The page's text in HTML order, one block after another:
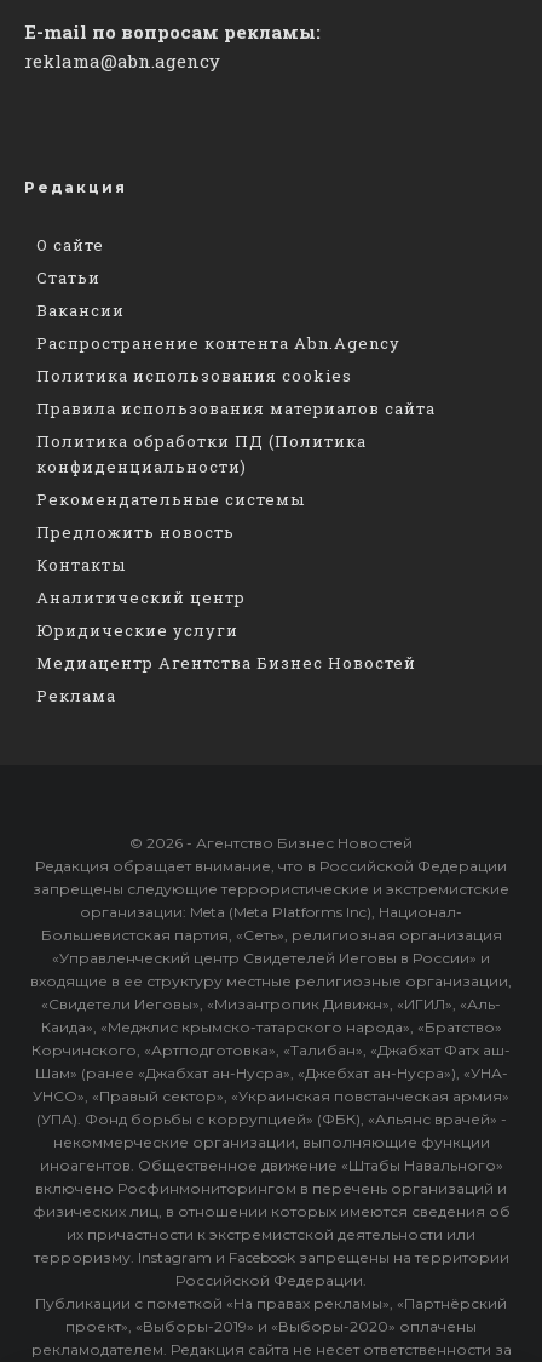
E-mail по вопросам рекламы:
reklama@abn.agency
Редакция
О сайте
Статьи
Вакансии
Распространение контента Abn.Agency
Политика использования cookies
Правила использования материалов сайта
Политика обработки ПД (Политика
конфиденциальности)
Рекомендательные системы
Предложить новость
Контакты
Аналитический центр
Юридические услуги
Медиацентр Агентства Бизнес Новостей
Реклама
© 2026 - Агентство Бизнес Новостей
Редакция обращает внимание, что в Российской Федерации
запрещены следующие террористические и экстремистские
организации: Meta (Meta Platforms Inc), Национал-
Большевистская партия, «Сеть», религиозная организация
«Управленческий центр Свидетелей Иеговы в России» и
входящие в ее структуру местные религиозные организации,
«Свидетели Иеговы», «Мизантропик Дивижн», «ИГИЛ», «Аль-
Каида», «Меджлис крымско-татарского народа», «Братство»
Корчинского, «Артподготовка», «Талибан», «Джабхат Фатх аш-
Шам» (ранее «Джабхат ан-Нусра», «Джебхат ан-Нусра»), «УНА-
УНСО», «Правый сектор», «Украинская повстанческая армия»
(УПА). Фонд борьбы с коррупцией» (ФБК), «Альянс врачей» -
некоммерческие организации, выполняющие функции
иноагентов. Общественное движение «Штабы Навального»
включено Росфинмониторингом в перечень организаций и
физических лиц, в отношении которых имеются сведения об
их причастности к экстремистской деятельности или
терроризму. Instagram и Facebook запрещены на территории
Российской Федерации.
Публикации с пометкой «На правах рекламы», «Партнёрский
проект», «Выборы-2019» и «Выборы-2020» оплачены
рекламодателем. Редакция сайта не несет ответственности за